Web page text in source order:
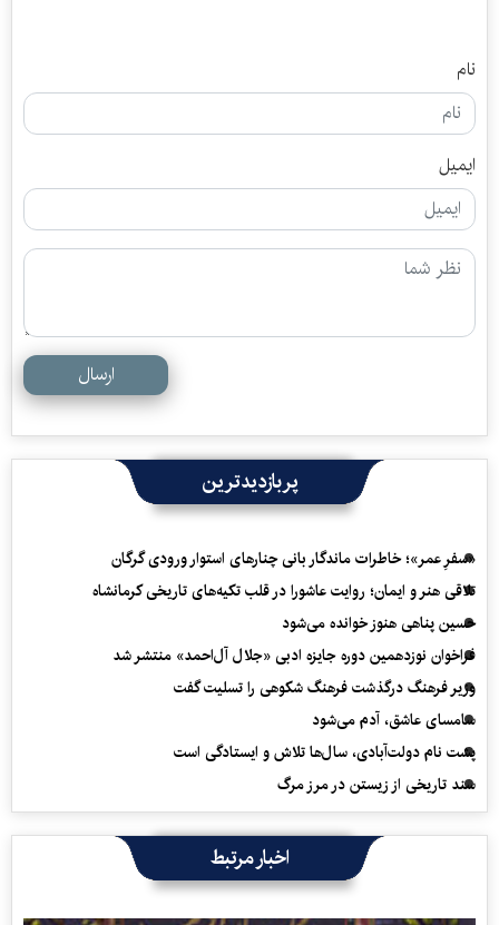
نام
ایمیل
ارسال
پربازدیدترین
«سفرِ عمر»؛ خاطرات ماندگار بانی چنارهای استوار ورودی گرگان
تلاقی هنر و ایمان؛ روایت عاشورا در قلب تکیه‌های تاریخی کرمانشاه
حسین پناهی هنوز خوانده می‌شود
فراخوان نوزدهمین دوره جایزه ادبی «جلال آل‌احمد» منتشر شد
وزیر فرهنگ درگذشت فرهنگ شکوهی را تسلیت گفت
سامسای عاشق، آدم می‌شود
پشت نام دولت‌آبادی، سال‌ها تلاش و ایستادگی است
سند تاریخی از زیستن در مرز مرگ
اخبار مرتبط